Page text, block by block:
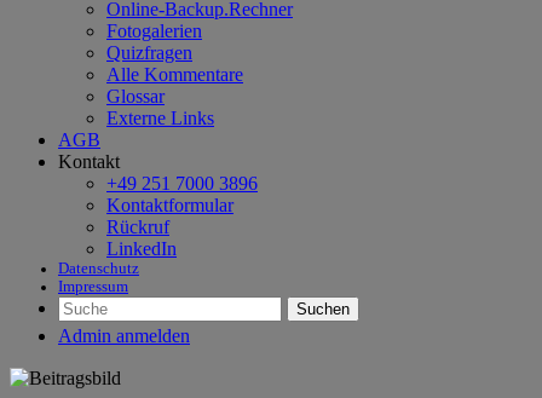
Online-Backup.Rechner
Fotogalerien
Quizfragen
Alle Kommentare
Glossar
Externe Links
AGB
Kontakt
+49 251 7000 3896
Kontaktformular
Rückruf
LinkedIn
Datenschutz
Impressum
Suchen
Admin anmelden